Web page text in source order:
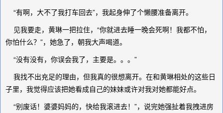
“有啊，大不了我打车回去”，我起身伸了个懒腰准备离开。
见我要走，黄琳一把拉住，“你就进去睡一晚会死啊！我都不怕，
你怕什么？”，她急了，朝我大声喝道。
“没有没有，你误会我了，主要是。。。”
我找不出充足的理由，但我真的很想离开。在和黄琳相处的这些日
子里，我觉得应该把她看成自己的妹妹或许对我对她都能好点。
“别废话！婆婆妈妈的，快给我滚进去！”，说完她强扯着我拽进房